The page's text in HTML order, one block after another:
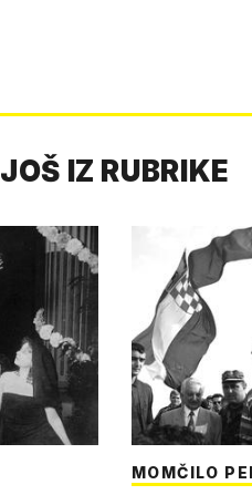
JOŠ IZ RUBRIKE
MOMČILO